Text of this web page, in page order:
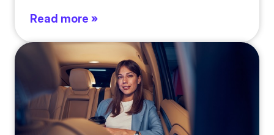
Read more »